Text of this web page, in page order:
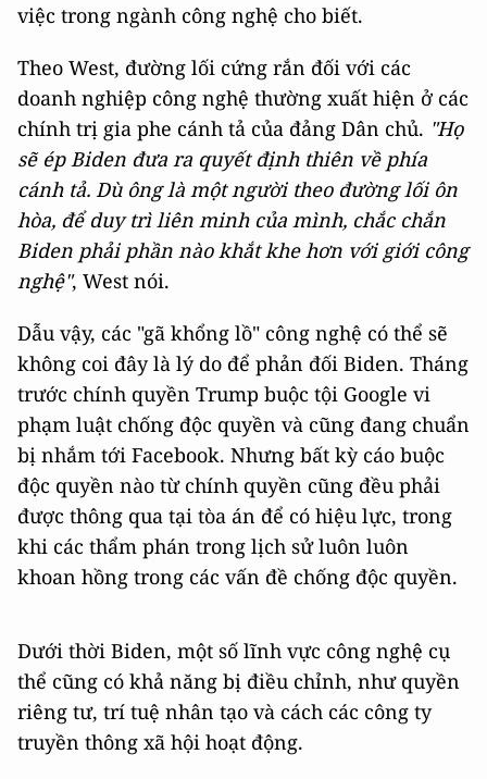
việc trong ngành công nghệ cho biết.
Theo West, đường lối cứng rắn đối với các
doanh nghiệp công nghệ thường xuất hiện ở các
chính trị gia phe cánh tả của đảng Dân chủ. "Họ
sẽ ép Biden đưa ra quyết định thiên về phía
cánh tả. Dù ông là một người theo đường lối ôn
hòa, để duy trì liên minh của mình, chắc chắn
Biden phải phần nào khắt khe hơn với giới công
nghệ", West nói.
Dẫu vậy, các "gã khổng lồ" công nghệ có thể sẽ
không coi đây là lý do để phản đối Biden. Tháng
trước chính quyền Trump buộc tội Google vi
phạm luật chống độc quyền và cũng đang chuẩn
bị nhắm tới Facebook. Nhưng bất kỳ cáo buộc
độc quyền nào từ chính quyền cũng đều phải
được thông qua tại tòa án để có hiệu lực, trong
khi các thẩm phán trong lịch sử luôn luôn
khoan hồng trong các vấn đề chống độc quyền.
Dưới thời Biden, một số lĩnh vực công nghệ cụ
thể cũng có khả năng bị điều chỉnh, như quyền
riêng tư, trí tuệ nhân tạo và cách các công ty
truyền thông xã hội hoạt động.